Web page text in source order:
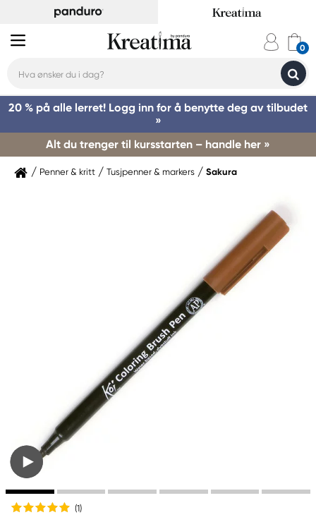
20 % på alle lerret! Logg inn for å benytte deg av tilbudet
»
Alt du trenger til kursstarten – handle her »
Penner & kritt Tusjpenner & markers Sakura
(1)